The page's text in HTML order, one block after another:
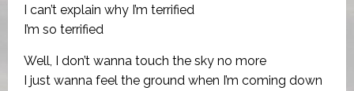
I can’t explain why I’m terrified
I’m so terrified
Well, I don’t wanna touch the sky no more
I just wanna feel the ground when I’m coming down